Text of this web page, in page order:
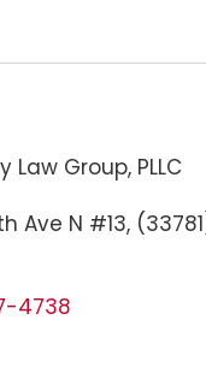
Law Group, PLLC
Ave N #13,
4738